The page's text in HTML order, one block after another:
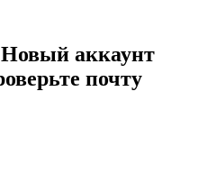
Новый аккаунт
почту